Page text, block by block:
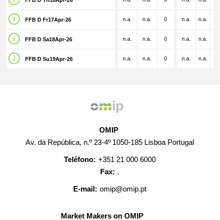
FFB D Fr17Apr-26 n.a. n.a. 0 n.a. n.a.
FFB D Sa18Apr-26 n.a. n.a. 0 n.a. n.a.
FFB D Su19Apr-26 n.a. n.a. 0 n.a. n.a.
OMIP
Av. da República, n.º 23-4º 1050-185 Lisboa Portugal
Teléfono: +351 21 000 6000
Fax: .
E-mail: omip@omip.pt
Market Makers on OMIP